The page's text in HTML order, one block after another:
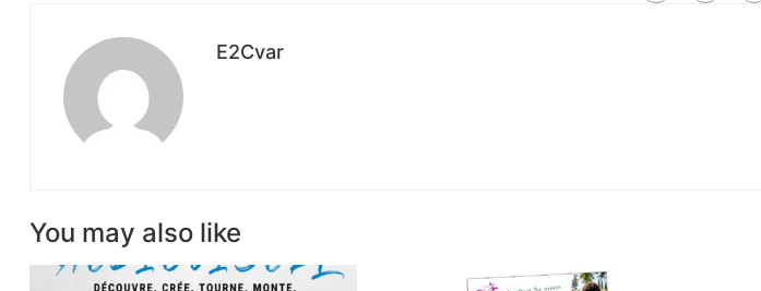
E2Cvar
You may also like